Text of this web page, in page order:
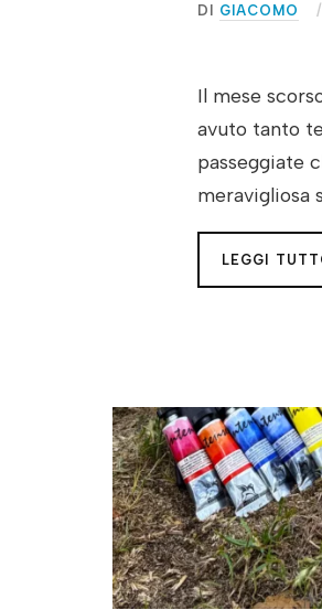
DI GIACOMO
Il mese
avuto tanto
passeggiate
meravigliosa
LEGGI